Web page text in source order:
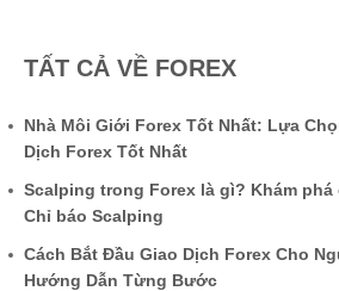
TẤT CẢ VỀ FOREX
Nhà Môi Giới Forex Tốt Nhất: Lựa
Dịch Forex Tốt Nhất
Scalping trong Forex là gì? Khám
Chỉ báo Scalping
Cách Bắt Đầu Giao Dịch Forex Cho
Hướng Dẫn Từng Bước